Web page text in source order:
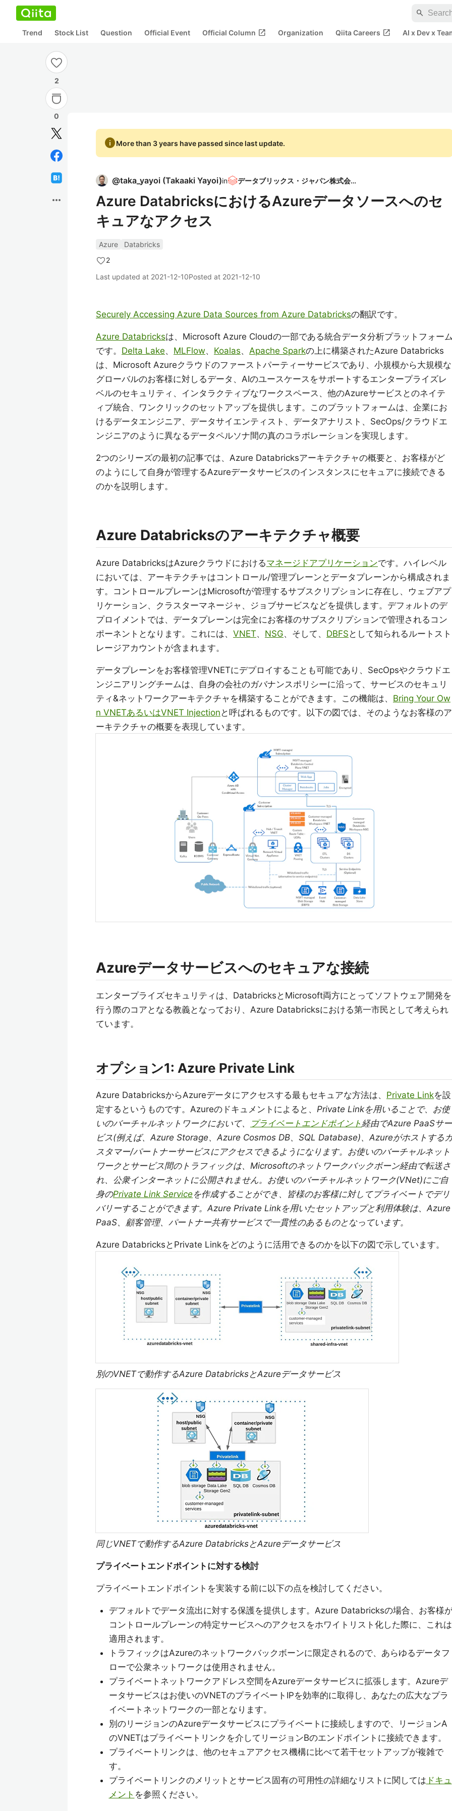
search
Trend Stock List Question Official Event Official Column open_in_new Organization Qiita Careers open_in_new AI x Dev x
2
0
more_horiz
infoMore than 3 years have passed since last update.
@taka_yayoi (Takaaki Yayoi)in データブリックス・ジャパン株式会社
Azure DatabricksにおけるAzureデータソースへのセ
キュアなアクセス
Azure
Databricks
2
Last updated at 2021-12-10Posted at 2021-12-10
Securely Accessing Azure Data Sources from Azure Databricksの翻訳です。
Azure Databricksは、Microsoft Azure Cloudの一部である統合データ分析プラットフォー
です。 Delta Lake、 MLFlow、 Koalas、 Apache Sparkの上に構築されたAzure Databricks
は、Microsoft Azureクラウドのファーストパーティーサービスであり、小規模から大規模な
グローバルのお客様に対しるデータ、AIのユースケースをサポートするエンタープライズレ
ベルのセキュリティ、インタラクティブなワークスペース、他のAzureサービスとのネイテ
ィブ統合、ワンクリックのセットアップを提供します。このプラットフォームは、企業にお
けるデータエンジニア、データサイエンティスト、データアナリスト、SecOps/クラウドエ
ンジニアのように異なるデータペルソナ間の真のコラボレーションを実現します。
2つのシリーズの最初の記事では、Azure Databricksアーキテクチャの概要と、お客様がど
のようにして自身が管理するAzureデータサービスのインスタンスにセキュアに接続できる
のかを説明します。
Azure Databricksのアーキテクチャ概要
Azure DatabricksはAzureクラウドにおけるマネージドアプリケーションです。ハイレベル
においては、アーキテクチャはコントロール/管理プレーンとデータプレーンから構成されま
す。コントロールプレーンはMicrosoftが管理するサブスクリプションに存在し、ウェブアプ
リケーション、クラスターマネージャ、ジョブサービスなどを提供します。デフォルトのデ
プロイメントでは、データプレーンは完全にお客様のサブスクリプションで管理されるコン
ポーネントとなります。これには、 VNET、 NSG、そして、 DBFS として知られるルートスト
レージアカウントが含まれます。
データプレーンをお客様管理VNETにデプロイすることも可能であり、SecOpsやクラウドエ
ンジニアリングチームは、自身の会社のガバナンスポリシーに沿って、サービスのセキュリ
ティ&ネットワークアーキテクチャを構築することができます。この機能は、 Bring Your Ow
n VNETあるいはVNET Injection と呼ばれるものです。以下の図では、そのようなお客様のア
ーキテクチャの概要を表現しています。
Azureデータサービスへのセキュアな接続
エンタープライズセキュリティは、DatabricksとMicrosoft両方にとってソフトウェア開発を
行う際のコアとなる教義となっており、Azure Databricksにおける第一市民として考えられ
ています。
オプション1: Azure Private Link
Azure DatabricksからAzureデータにアクセスする最もセキュアな方法は、 Private Linkを設
定するというものです。Azureのドキュメントによると、 Private Linkを用いることで、お使
いのバーチャルネットワークにおいて、
プライベートエンドポイント経由でAzure PaaSサー
ビス(例えば、Azure Storage、Azure Cosmos DB、SQL Database)、Azureがホストする
スタマー/パートナーサービスにアクセスできるようになります。お使いのバーチャルネット
ワークとサービス間のトラフィックは、Microsoftのネットワークバックボーン経由で転送さ
れ、公衆インターネットに公開されません。お使いのバーチャルネットワーク(VNet)にご自
身のPrivate Link Service を作成することができ、皆様のお客様に対してプライベートでデリ
バリーすることができます。Azure Private Linkを用いたセットアップと利用体験は、Azure
PaaS、顧客管理、パートナー共有サービスで一貫性のあるものとなっています。
Azure DatabricksとPrivate Linkをどのように活用できるのかを以下の図で示しています。
別のVNETで動作するAzure DatabricksとAzureデータサービス
同じVNETで動作するAzure DatabricksとAzureデータサービス
プライベートエンドポイントに対する検討
プライベートエンドポイントを実装する前に以下の点を検討してください。
デフォルトでデータ流出に対する保護を提供します。Azure Databricksの場合、お客様
コントロールプレーンの特定サービスへのアクセスをホワイトリスト化した際に、これは
適用されます。
トラフィックはAzureのネットワークバックボーンに限定されるので、あらゆるデータフ
ローで公衆ネットワークは使用されません。
プライベートネットワークアドレス空間をAzureデータサービスに拡張します。Azureデ
ータサービスはお使いのVNETのプライベートIPを効率的に取得し、あなたの広大なプラ
イベートネットワークの一部となります。
別のリージョンのAzureデータサービスにプライベートに接続しますので、リージョンA
のVNETはプライベートリンクを介してリージョンBのエンドポイントに接続できます。
プライベートリンクは、他のセキュアアクセス機構に比べて若干セットアップが複雑で
す。
プライベートリンクのメリットとサービス固有の可用性の詳細なリストに関しては ドキュ
メント を参照ください。